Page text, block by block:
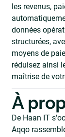
les revenus,
données
structurées,
moyens de
réduisez ainsi
maîtrise de
À
De Haan IT
Aqqo